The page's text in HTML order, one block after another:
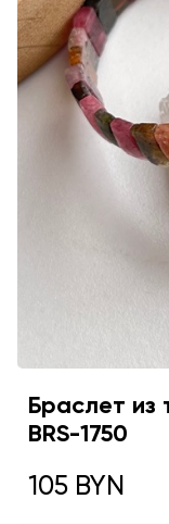
Браслет из
BRS-1750
105 BYN